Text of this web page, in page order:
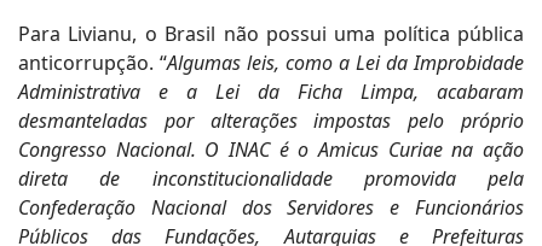
Para Livianu, o Brasil não possui uma política pública
anticorrupção. “Algumas leis, como a Lei da Improbidade
Administrativa e a Lei da Ficha Limpa, acabaram
desmanteladas por alterações impostas pelo próprio
Congresso Nacional. O INAC é o Amicus Curiae na ação
direta de inconstitucionalidade promovida pela
Confederação Nacional dos Servidores e Funcionários
Públicos das Fundações, Autarquias e Prefeituras